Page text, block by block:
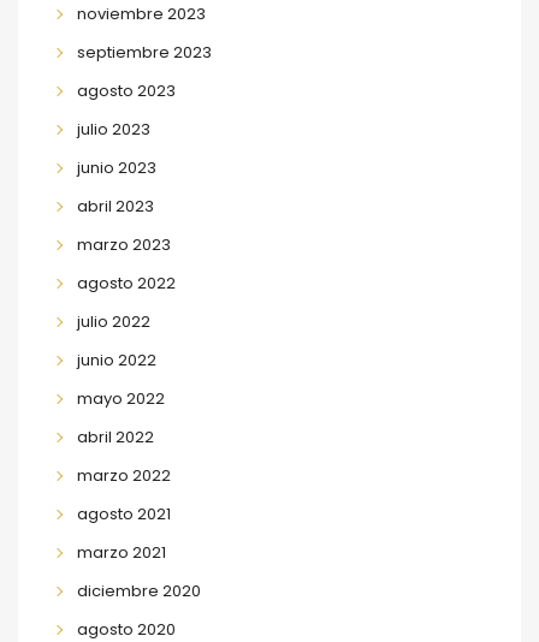
noviembre 2023
septiembre 2023
agosto 2023
julio 2023
junio 2023
abril 2023
marzo 2023
agosto 2022
julio 2022
junio 2022
mayo 2022
abril 2022
marzo 2022
agosto 2021
marzo 2021
diciembre 2020
agosto 2020